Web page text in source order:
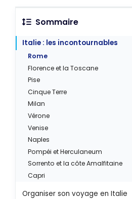
Sommaire
Italie : les incontournables
Rome
Florence et la Toscane
Pise
Cinque Terre
Milan
Vérone
Venise
Naples
Pompéi et Herculaneum
Sorrento et la côte Amalfitaine
Capri
Organiser son voyage en Italie